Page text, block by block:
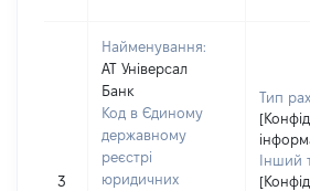
3
Найменування:
АТ Універсал
Банк
Код в Єдиному
державному
реєстрі
юридичних
Тип
Інший